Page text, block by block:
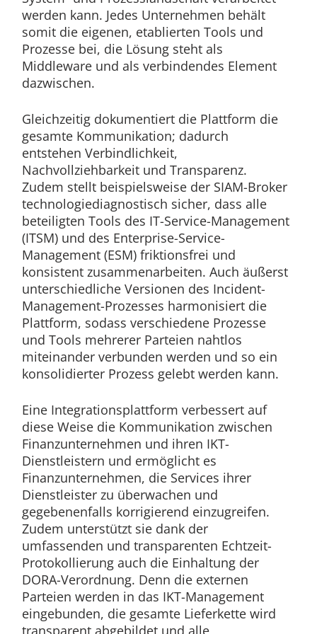
werden kann. Jedes Unternehmen behält
somit die eigenen, etablierten Tools und
Prozesse bei, die Lösung steht als
Middleware und als verbindendes Element
dazwischen.
Gleichzeitig dokumentiert die Plattform die
gesamte Kommunikation; dadurch
entstehen Verbindlichkeit,
Nachvollziehbarkeit und Transparenz.
Zudem stellt beispielsweise der SIAM-Broker
technologiediagnostisch sicher, dass alle
beteiligten Tools des IT-Service-Management
(ITSM) und des Enterprise-Service-
Management (ESM) friktionsfrei und
konsistent zusammenarbeiten. Auch äußerst
unterschiedliche Versionen des Incident-
Management-Prozesses harmonisiert die
Plattform, sodass verschiedene Prozesse
und Tools mehrerer Parteien nahtlos
miteinander verbunden werden und so ein
konsolidierter Prozess gelebt werden kann.
Eine Integrationsplattform verbessert auf
diese Weise die Kommunikation zwischen
Finanzunternehmen und ihren IKT-
Dienstleistern und ermöglicht es
Finanzunternehmen, die Services ihrer
Dienstleister zu überwachen und
gegebenenfalls korrigierend einzugreifen.
Zudem unterstützt sie dank der
umfassenden und transparenten Echtzeit-
Protokollierung auch die Einhaltung der
DORA-Verordnung. Denn die externen
Parteien werden in das IKT-Management
eingebunden, die gesamte Lieferkette wird